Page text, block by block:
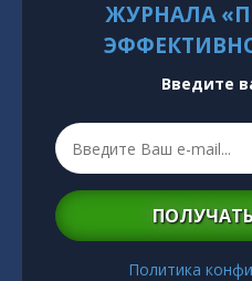
ЖУРНАЛА
Введите
Политика